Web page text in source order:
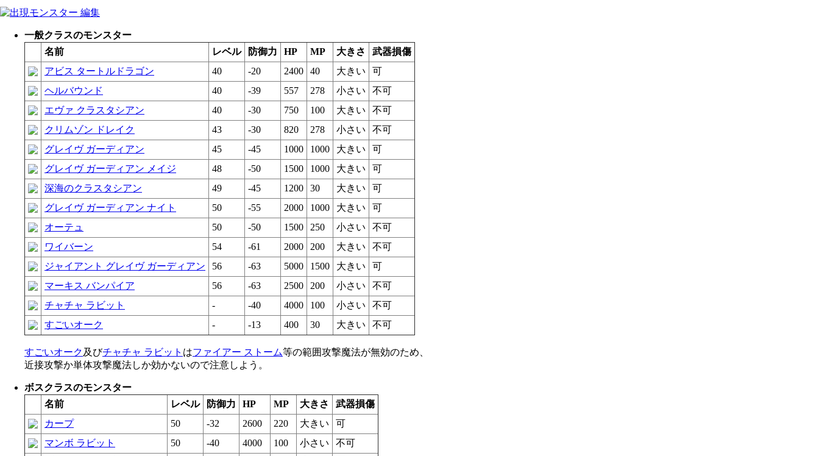
一般クラスのモンスター
名前
レベル 防御力 HP MP 大きさ
武器損傷
アビス タートルドラゴン
40 -20 2400 40 大きい
可
ヘルバウンド
40 -39 557 278 小さい
不可
エヴァ クラスタシアン
40 -30 750 100 大きい
不可
クリムゾン ドレイク
43 -30 820 278 小さい
不可
グレイヴ ガーディアン
45 -45 1000 1000 大きい
可
グレイヴ ガーディアン メイジ
48 -50 1500 1000 大きい
可
深海のクラスタシアン
49 -45 1200 30 大きい
可
グレイヴ ガーディアン ナイト
50 -55 2000 1000 大きい
可
オーテュ
50 -50 1500 250 小さい
不可
ワイバーン
54 -61 2000 200 大きい
不可
ジャイアント グレイヴ ガーディアン
56 -63 5000 1500 大きい
可
マーキス バンパイア
56 -63 2500 200 小さい
不可
チャチャ ラビット
- -40 4000 100 小さい
不可
すごいオーク
- -13 400 30 大きい 不可
すごいオーク 及びチャチャ ラビット はファイアー ストーム等の範囲攻撃魔法が無効のため、
近接攻撃か単体攻撃魔法しか効かないので注意しよう。
ボスクラスのモンスター
名前
レベル 防御力 HP MP 大きさ
武器損傷
カープ
50 -32 2600 220 大きい
可
マンボ ラビット
50 -40 4000 100 小さい
不可